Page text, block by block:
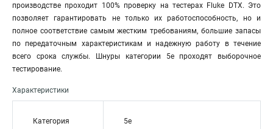
производстве проходит 100% проверку на тестерах Fluke DTX. Это
позволяет гарантировать не только их работоспособность, но и
полное соответствие самым жестким требованиям, большие запасы
по передаточным характеристикам и надежную работу в течение
всего срока службы. Шнуры категории 5е проходят выборочное
тестирование.
Характеристики
Категория 5e